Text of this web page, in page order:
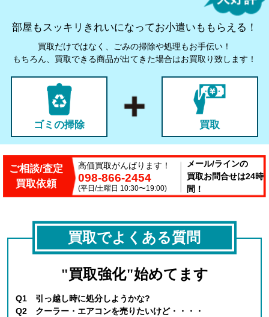
部屋もスッキリきれいになってお小遣いももらえる！
買取だけではなく、ごみの掃除や処理もお手伝い！
もちろん、買取できる商品が出てきた場合はお買取り致します！
ゴミの掃除 買取
ご相談/査定
買取依頼
高価買取がんばります！
098-866-2454
(平日/土曜日 10:30〜19:00)
メール/ラインの
買取お問合せは24時
間！
買取でよくある質問
"買取強化"始めてます
Q1 引っ越し時に処分しようかな?
Q2 クーラー・エアコンを売りたいけど・・・・